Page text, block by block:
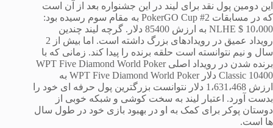
این دومین پول نقد برای لیند در این جشنواره بعد از آن است
که در مسابقات PokerGO Cup #2 به مقام سوم رسیده بود:
10،000 $ NLHE به ارزش 85400 دلار. گرچه لیند چندین
رویداد عمیق در رویدادهای بزرگ داشته است. اما بیش از 2
سال و نیم نتوانسته است حلقه برنده را پیدا کند. زمانی که با
برنده شدن در رویداد اصلی WPT Five Diamond World Poker
Classic 10400 دلار WPT Five Diamond World Poker به
ارزش 1،631،468 دلار نتوانست بزرگترین پول حرفه ای خود را
بدست آورد. اعتبار لیند به سخت کوشی و شبکه خوبی از
دوستان پوکر برای کمک به او در بهبود بازی خود در طول سال
ها است.